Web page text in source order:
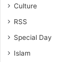
Culture
RSS
Special Day
Islam